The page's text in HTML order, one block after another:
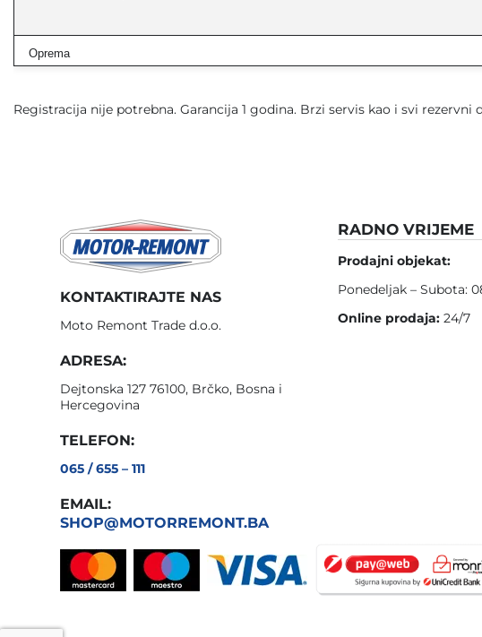
Oprema
Registracija nije potrebna. Garancija 1 godina. Brzi servis kao i svi
KONTAKTIRAJTE NAS
Moto Remont Trade d.o.o.
ADRESA:
Dejtonska 127 76100, Brčko, Bosna i
Hercegovina
TELEFON:
065 / 655 – 111
EMAIL:
SHOP@MOTORREMONT.BA
RADNO VRIJEME
Prodajni objekat:
Ponedeljak – Subota:
Online prodaja: 24/7